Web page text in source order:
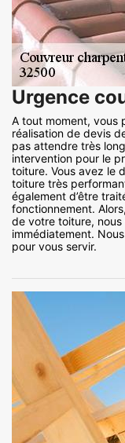
Urgence
A tout moment, vous
réalisation de devis
pas attendre très
intervention pour le
toiture. Vous avez le
toiture très
également d’être
fonctionnement.
de votre toiture,
immédiatement.
pour vous servir.